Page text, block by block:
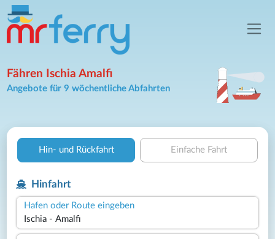
Fähren Ischia Amalfi
Angebote für 9 wöchentliche Abfahrten
Hin- und Rückfahrt Einfache Fahrt
Hinfahrt
Hafen oder Route eingeben